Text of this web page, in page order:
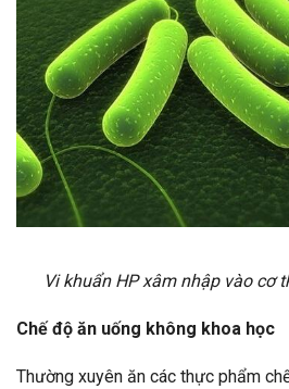
Vi khuẩn HP xâm nhập vào cơ
Chế độ ăn uống không khoa học
Thường xuyên ăn các thực phẩm